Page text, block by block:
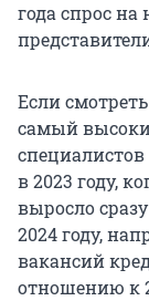
года спрос на
Если
самый
в 2023 году,
выросло
2024 году,
вакансий
отношению к